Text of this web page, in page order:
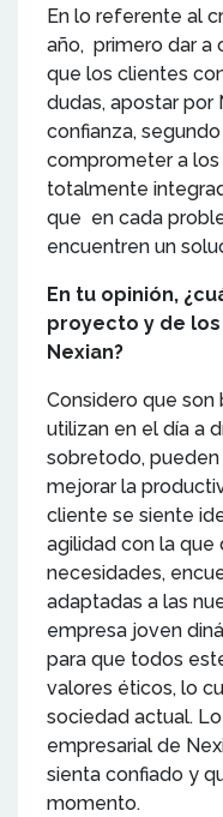
En lo referente al
año, primero dar a
que los clientes
dudas, apostar por
confianza,
comprometer a los
totalmente
que en cada
encuentren un
En tu opinión,
proyecto y de
Nexian?
Considero que
utilizan en el día a
sobretodo, pueden
mejorar la
cliente se siente
agilidad con la que
necesidades,
adaptadas a las
empresa joven
para que todos
valores éticos, lo
sociedad actual.
empresarial de
sienta confiado y
momento.